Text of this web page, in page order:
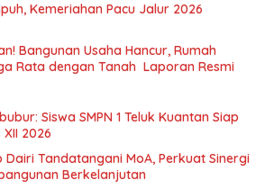
Kemeriahan Pacu Jalur 2026
Bangunan Usaha Hancur, Rumah
Rata dengan Tanah Laporan Resmi
Siswa SMPN 1 Teluk Kuantan Siap
2026
Dairi Tandatangani MoA, Perkuat Sinergi
Berkelanjutan